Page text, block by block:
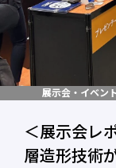
展示会・イベン
＜展示会レ
層造形技術